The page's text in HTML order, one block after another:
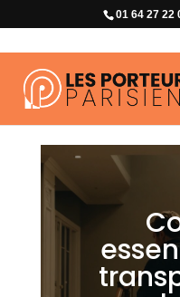
01 64 27 22